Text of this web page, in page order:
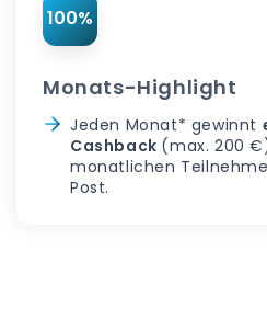
100%
Monats-Highlight
Jeden Monat* gewinnt
Cashback (max. 200
monatlichen
Post.